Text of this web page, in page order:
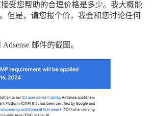
受您帮助的合理价格是多少。我大概能
但是，请您报个价，我会和您讨论任何
邮件的截图。